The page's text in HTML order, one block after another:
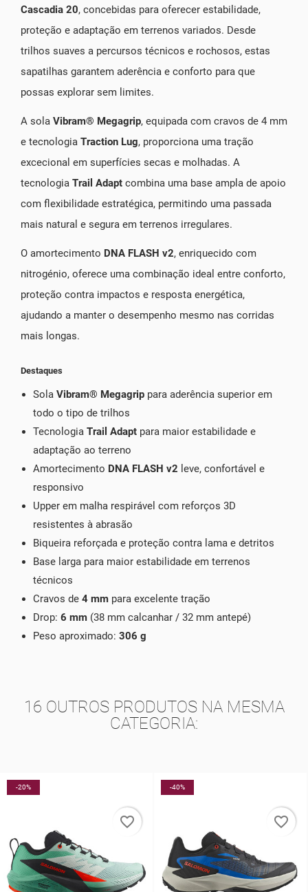
Cascadia 20, concebidas para oferecer estabilidade,
proteção e adaptação em terrenos variados. Desde
trilhos suaves a percursos técnicos e rochosos, estas
sapatilhas garantem aderência e conforto para que
possas explorar sem limites.
A sola Vibram® Megagrip, equipada com cravos de 4 mm
e tecnologia Traction Lug, proporciona uma tração
excecional em superfícies secas e molhadas. A
tecnologia Trail Adapt combina uma base ampla de apoio
com flexibilidade estratégica, permitindo uma passada
mais natural e segura em terrenos irregulares.
O amortecimento DNA FLASH v2, enriquecido com
nitrogénio, oferece uma combinação ideal entre conforto,
proteção contra impactos e resposta energética,
ajudando a manter o desempenho mesmo nas corridas
mais longas.
Destaques
Sola Vibram® Megagrip para aderência superior em
todo o tipo de trilhos
Tecnologia Trail Adapt para maior estabilidade e
adaptação ao terreno
Amortecimento DNA FLASH v2 leve, confortável e
responsivo
Upper em malha respirável com reforços 3D
resistentes à abrasão
Biqueira reforçada e proteção contra lama e detritos
Base larga para maior estabilidade em terrenos
técnicos
Cravos de 4 mm para excelente tração
Drop: 6 mm (38 mm calcanhar / 32 mm antepé)
Peso aproximado: 306 g
16 OUTROS PRODUTOS NA MESMA
CATEGORIA:
-20%
favorite_border
-40%
favorite_border